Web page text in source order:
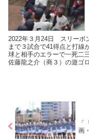
2022年３月24日 スリーボ
まで３試合で41得点と打線
球と相手のエラーで一死二
佐藤龍之介（商３）の遊ゴ
「
画